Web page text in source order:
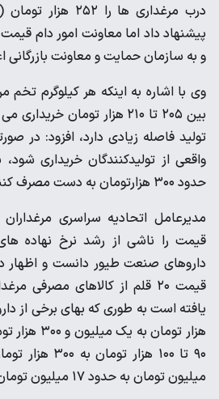
و به سازمان حمایت و معاونت بازرگانی
وی با اشاره به اینکه هر کیلوگرم
بین ۲۰۵ تا ۲۱۰ هزار تومان
تولید فاصله زیادی دارد، افزود: در
واقعی از تولیدکنندگان خریداری
حدود ۳۰۰ هزارتومان به دست مصرف کننده برسد.
مدیرعامل اتحادیه سراسری
قیمت را ناشی از رشد نرخ نهاده
داروهای صنعت طیور دانست و
هزار تومان
میلیون تومان به حدود ۱۷ میلیون تومان رسیده‌ است.